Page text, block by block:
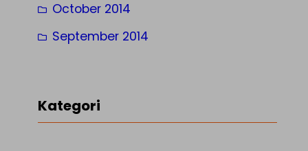
October 2014
September 2014
Kategori